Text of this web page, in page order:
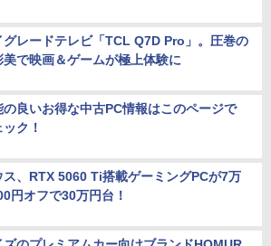
グレードテレビ「TCL Q7D Pro」。圧巻の
美で映画＆ゲームが極上体験に
の良いお得な中古PC情報はこのページで
ク！
ス、RTX 5060 Ti搭載ゲーミングPCが7万
円オフで30万円台！